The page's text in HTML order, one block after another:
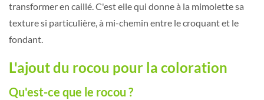
transformer en caillé. C'est elle qui donne à la mimolette sa
texture si particulière, à mi-chemin entre le croquant et le
fondant.
L'ajout du rocou pour la coloration
Qu'est-ce que le rocou ?